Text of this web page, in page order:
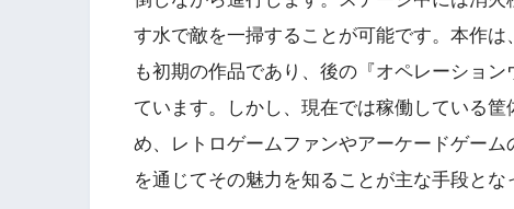
す水で敵を一掃することが可能です。本作
も初期の作品であり、後の『オペレーショ
ています。しかし、現在では稼働している
め、レトロゲームファンやアーケードゲー
を通じてその魅力を知ることが主な手段とな